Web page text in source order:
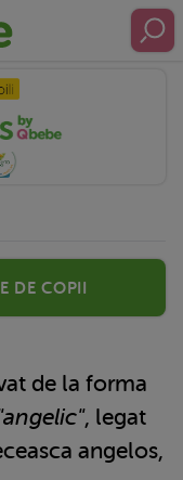
de copii
, legat
angelos,